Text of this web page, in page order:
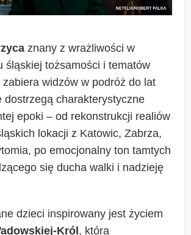
znany z wrażliwości w
śląskiej tożsamości i tematów
zabiera widzów w podróż do lat
dostrzegą charakterystyczne
epoki – od rekonstrukcji realiów
lokacji z Katowic, Zabrza,
po emocjonalny ton tamtych
się ducha walki i nadzieję
dzieci inspirowany jest życiem
Król, która